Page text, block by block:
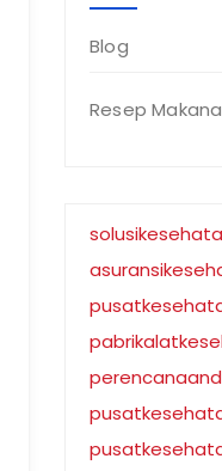
Blog
Resep